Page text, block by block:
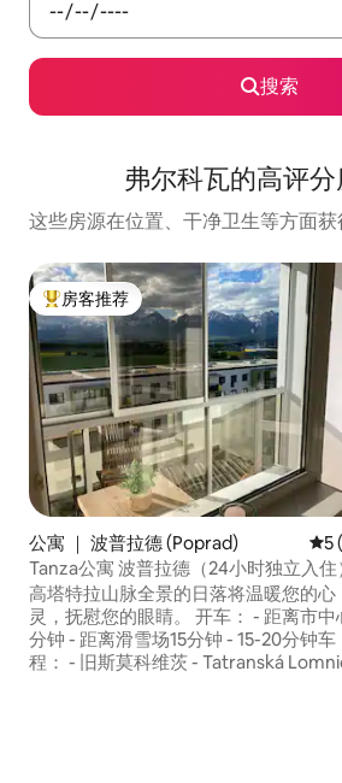
搜索
弗尔科瓦的高评
这些房源在位置、干净卫生等方面获
热门「房客推荐」
房客推荐
公寓 ｜ 波普拉德 (Poprad) 平5
Tanza公寓 波普拉德（24小时独立入住
高塔特拉山脉全景的日落将温暖您的心
灵，抚慰您的眼睛。 开车： - 距离市中心5
分钟 - 距离滑雪场15分钟 - 15-20分钟车
程： - 旧斯莫科维茨 - Tatranská Lomnica